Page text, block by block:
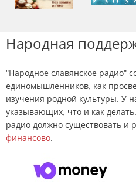
Народная
"Народное славянское радио"
единомышленников, как
изучения родной культуры. У
указывающих, что и как
радио должно существовать и
финансово.